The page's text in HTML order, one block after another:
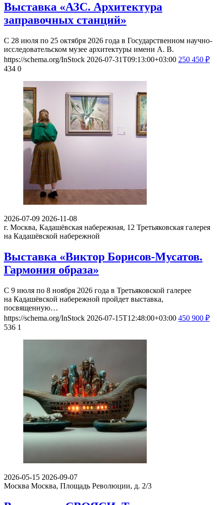
Выставка «АЗС. Архитектура
заправочных станций»
С 28 июля по 25 октября 2026 года в Государственном научно-
исследовательском музее архитектуры имени А. В.
https://schema.org/InStock 2026-07-31T09:13:00+03:00 250 450 ₽
434 0
2026-07-09 2026-11-08
г. Москва, Кадашёвская набережная, 12 Третьяковская галерея
на Кадашёвской набережной
Выставка «Виктор Борисов-Мусатов.
Гармония образа»
С 9 июля по 8 ноября 2026 года в Третьяковской галерее
на Кадашёвской набережной пройдет выставка,
посвященную…
https://schema.org/InStock 2026-07-15T12:48:00+03:00 450 900 ₽
536 1
2026-05-15 2026-09-07
Москва Москва, Площадь Революции, д. 2/3